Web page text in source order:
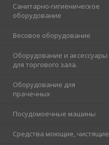
Санитарно-гигиеническое
оборудование
Весовое оборудование
Оборудование и аксессуары
для торгового зала.
Оборудование для
прачечных
Посудомоечные машины
Средства моющие, чистящие